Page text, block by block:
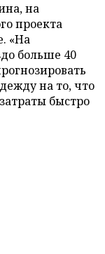
на
проекта
«На
больше 40
на то, что
быстро